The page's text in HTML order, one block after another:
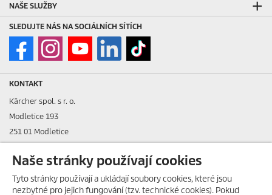
NAŠE SLUŽBY
SLEDUJTE NÁS NA SOCIÁLNÍCH SÍTÍCH
KONTAKT
Kärcher spol. s r. o.
Modletice 193
251 01 Modletice
IČO: 48535761
DIČ: CZ48535761
Naše stránky používají cookies
Tyto stránky používají a ukládají soubory cookies, které jsou
nezbytné pro jejich fungování (tzv. technické cookies). Pokud